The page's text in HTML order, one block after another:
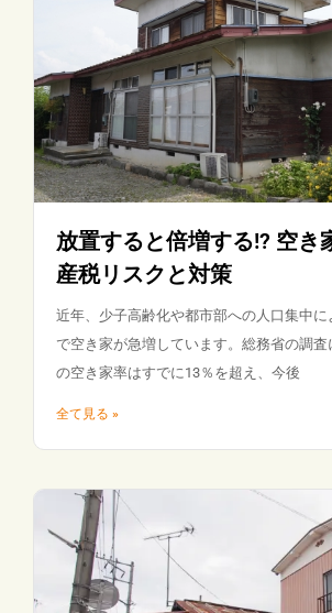
放置すると倍増する!? 空き
産税リスクと対策
近年、少子高齢化や都市部への人口集中に
で空き家が急増しています。総務省の調査
の空き家率はすでに13％を超え、今後
全て見る »